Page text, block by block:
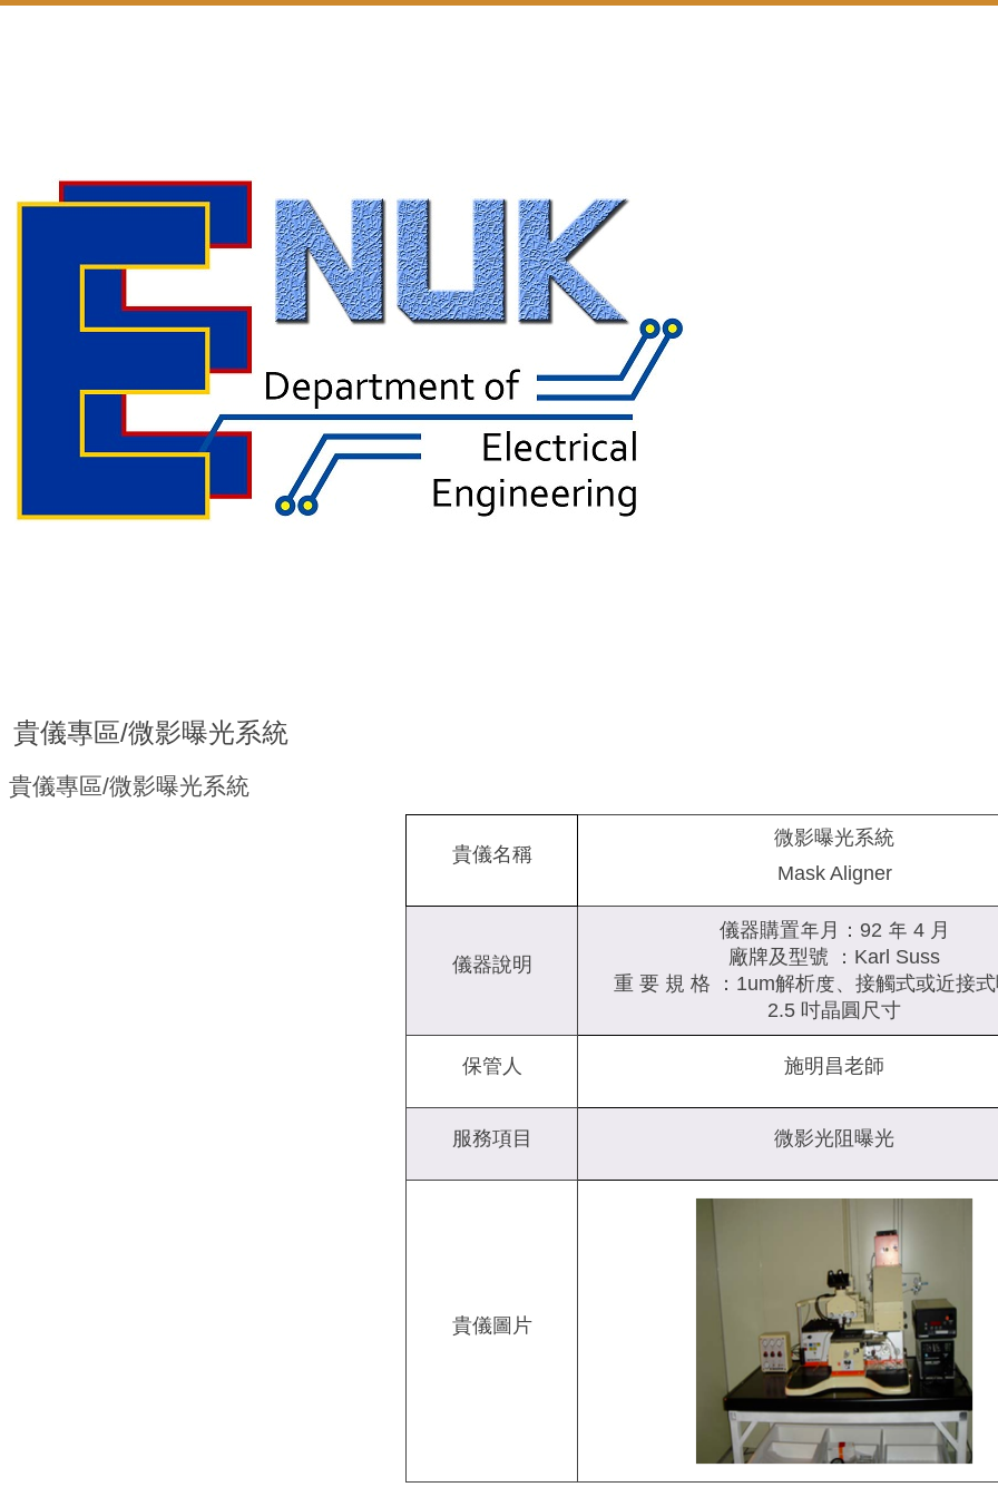
貴儀專區/微影曝光系統
貴儀專區/微影曝光系統
貴儀名稱
微影曝光系統
Mask Aligner
儀器說明
儀器購置年月：92 年 4 月
廠牌及型號 ：Karl Suss
重 要 規 格 ：1um解析度、接觸式或近接
2.5 吋晶圓尺寸
保管人 施明昌老師
服務項目 微影光阻曝光
貴儀圖片